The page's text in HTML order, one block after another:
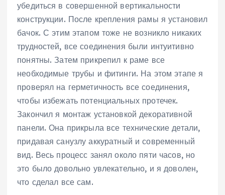
убедиться в совершенной вертикальности
конструкции. После крепления рамы я установил
бачок. С этим этапом тоже не возникло никаких
трудностей, все соединения были интуитивно
понятны. Затем прикрепил к раме все
необходимые трубы и фитинги. На этом этапе я
проверял на герметичность все соединения,
чтобы избежать потенциальных протечек.
Закончил я монтаж установкой декоративной
панели. Она прикрыла все технические детали,
придавая санузлу аккуратный и современный
вид. Весь процесс занял около пяти часов, но
это было довольно увлекательно, и я доволен,
что сделал все сам.